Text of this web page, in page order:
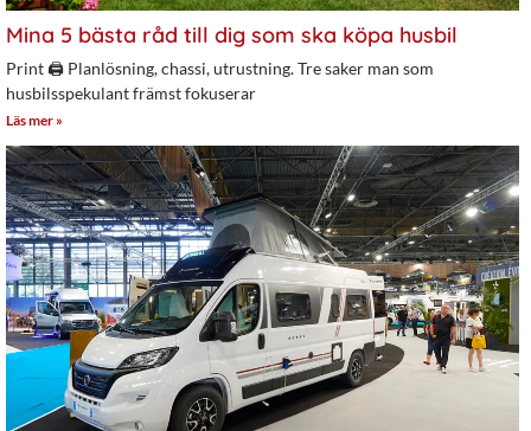
Mina 5 bästa råd till dig som ska köpa husbil
Print 🖨 Planlösning, chassi, utrustning. Tre saker man som
husbilsspekulant främst fokuserar
Läs mer »